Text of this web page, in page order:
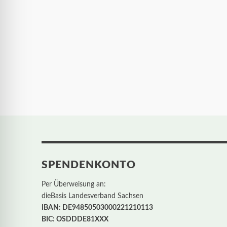
SPENDENKONTO
Per Überweisung an:
dieBasis Landesverband Sachsen
IBAN: DE94850503000221210113
BIC: OSDDDE81XXX